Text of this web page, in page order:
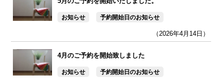
お知らせ 予約開始日のお知らせ
（2026年4月14日）
4月のご予約を開始致しました
お知らせ 予約開始日のお知らせ